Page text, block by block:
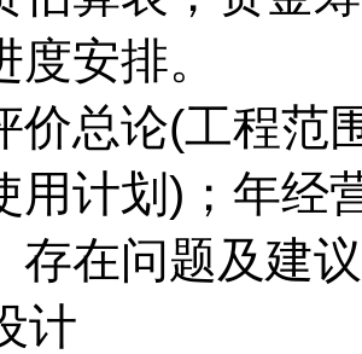
安排。
总论(工程范
用计划)；年
存在问题及建
计